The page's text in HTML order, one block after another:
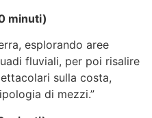
minuti)
esplorando aree
fluviali, per poi risalire
sulla costa,
di mezzi.”